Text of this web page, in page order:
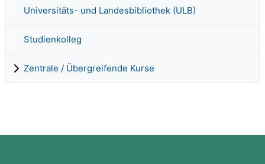
Universitäts- und Landesbibliothek (ULB)
Studienkolleg
Zentrale / Übergreifende Kurse